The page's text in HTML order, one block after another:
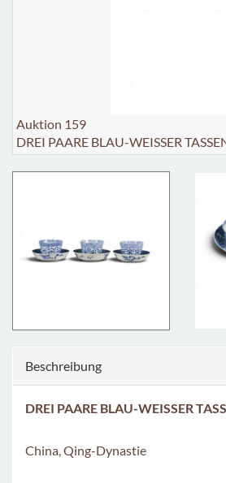
Auktion 159
DREI PAARE BLAU-WEISSER
Beschreibung
DREI PAARE BLAU-WEISSER
China, Qing-Dynastie